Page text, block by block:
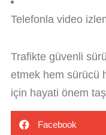
Telefonla video
Trafikte güvenli
etmek hem sürücü
için hayati önem
Facebook